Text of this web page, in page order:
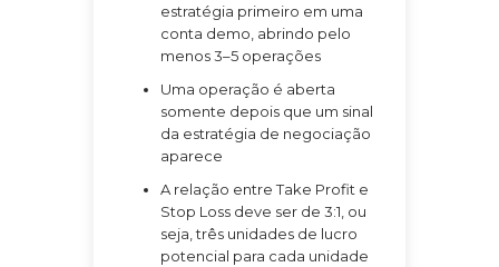
estratégia primeiro em uma
conta demo, abrindo pelo
menos 3–5 operações
Uma operação é aberta
somente depois que um sinal
da estratégia de negociação
aparece
A relação entre Take Profit e
Stop Loss deve ser de 3:1, ou
seja, três unidades de lucro
potencial para cada unidade